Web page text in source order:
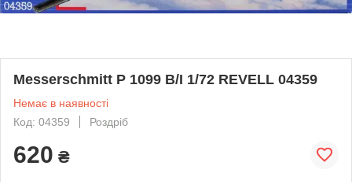
Messerschmitt P 1099 B/I 1/72 REVELL 04359
Немає в наявності
Код: 04359
Роздріб
620 ₴